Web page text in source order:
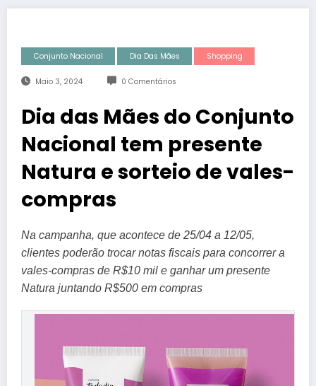
Conjunto Nacional Dia Das Mães Shopping
Maio 3, 2024 0 Comentários
Dia das Mães do Conjunto
Nacional tem presente
Natura e sorteio de vales-
compras
Na campanha, que acontece de 25/04 a 12/05,
clientes poderão trocar notas fiscais para concorrer a
vales-compras de R$10 mil e ganhar um presente
Natura juntando R$500 em compras